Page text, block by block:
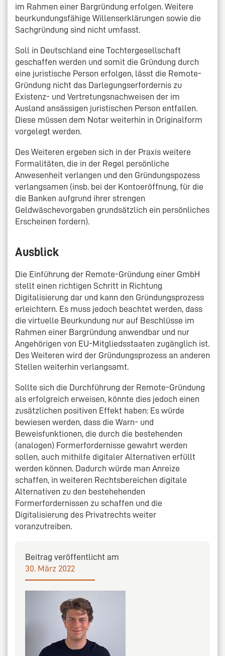
im Rahmen einer Bargründung erfolgen. Weitere
beurkundungsfähige Willenserklärungen sowie die
Sachgründung sind nicht umfasst.
Soll in Deutschland eine Tochtergesellschaft
geschaffen werden und somit die Gründung durch
eine juristische Person erfolgen, lässt die Remote-
Gründung nicht das Darlegungserfordernis zu
Existenz- und Vertretungsnachweisen der im
Ausland ansässigen juristischen Person entfallen.
Diese müssen dem Notar weiterhin in Originalform
vorgelegt werden.
Des Weiteren ergeben sich in der Praxis weitere
Formalitäten, die in der Regel persönliche
Anwesenheit verlangen und den Gründungspozess
verlangsamen (insb. bei der Kontoeröffnung, für die
die Banken aufgrund ihrer strengen
Geldwäschevorgaben grundsätzlich ein persönliches
Erscheinen fordern).
Ausblick
Die Einführung der Remote-Gründung einer GmbH
stellt einen richtigen Schritt in Richtung
Digitalisierung dar und kann den Gründungsprozess
erleichtern. Es muss jedoch beachtet werden, dass
die virtuelle Beurkundung nur auf Beschlüsse im
Rahmen einer Bargründung anwendbar und nur
Angehörigen von EU-Mitgliedsstaaten zugänglich ist.
Des Weiteren wird der Gründungsprozess an anderen
Stellen weiterhin verlangsamt.
Sollte sich die Durchführung der Remote-Gründung
als erfolgreich erweisen, könnte dies jedoch einen
zusätzlichen positiven Effekt haben: Es würde
bewiesen werden, dass die Warn- und
Beweisfunktionen, die durch die bestehenden
(analogen) Formerfordernisse gewahrt werden
sollen, auch mithilfe digitaler Alternativen erfüllt
werden können. Dadurch würde man Anreize
schaffen, in weiteren Rechtsbereichen digitale
Alternativen zu den bestehehenden
Formerfordernissen zu schaffen und die
Digitalisierung des Privatrechts weiter
voranzutreiben.
Beitrag veröffentlicht am
30. März 2022